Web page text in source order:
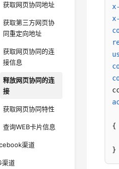
获取网页协同地址
获取第三方网页协
同重定向地址
获取网页协同的连
接信息
释放网页协同的连
接
获取网页协同特性
查询WEB卡片信息
渠道
渠道
{
}